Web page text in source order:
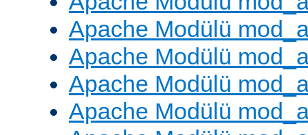
Apache Modülü
Apache Modülü
Apache Modülü
Apache Modülü